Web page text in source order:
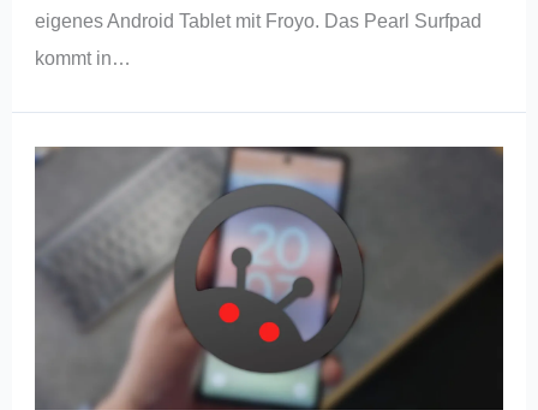
eigenes Android Tablet mit Froyo. Das Pearl Surfpad
kommt in…